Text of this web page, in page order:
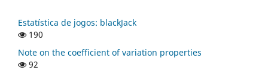
Estatística de jogos: blackJack
190
Note on the coefficient of variation properties
92